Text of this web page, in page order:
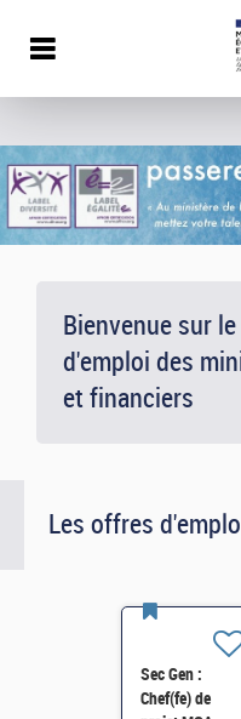
Bienvenue sur
d'emploi des
et financiers
Les offres
Sec Gen :
Chef(fe) de